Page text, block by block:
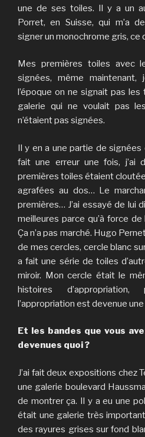
une de ses toiles. Il y a un
Porret, en Suisse, qui m’a
signer un monochrome gris, ce
Mes premières toiles avec
signées, même
l’époque on ne signait pas
galerie qui ne voulait pas
n’étaient pas signées.
Il y en a une partie de signées
fait une erreur une fois, j’ai
premières toiles étaient
agrafées au dos… Le
premières… J’ai essayé de lui
meilleures parce qu’à force
Ça n’a pas marché. Hugo
de mes cercles, cercle blanc
a fait une série de toiles
miroir. Mon cercle était le
histoires
l’appropriation est devenue
Et les bandes que vous
devenues quoi ?
J’ai fait deux expositions chez
une galerie boulevard
de montrer ça. Il y a eu une
était une galerie très
des rayures grises sur fond